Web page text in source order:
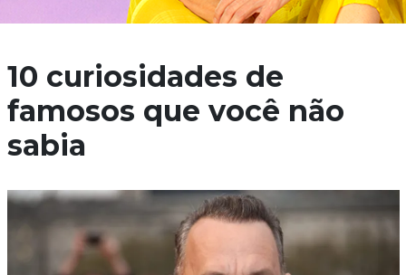
10 curiosidades de
famosos que você não
sabia